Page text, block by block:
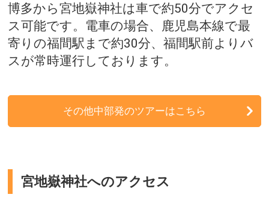
北陸発
九州発
周辺の宿泊施設
博多から宮地嶽神社は車で約50分でアクセ
ス可能です。電車の場合、鹿児島本線で最
寄りの福間駅まで約30分、福間駅前よりバ
スが常時運行しております。
その他中部発のツアーはこちら
宮地嶽神社へのアクセス